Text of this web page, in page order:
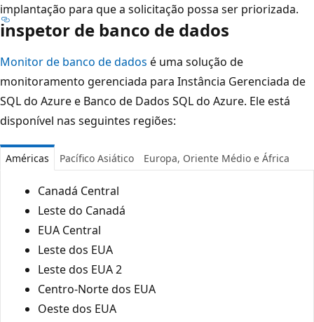
implantação para que a solicitação possa ser priorizada.
inspetor de banco de dados
Monitor de banco de dados é uma solução de
monitoramento gerenciada para Instância Gerenciada de
SQL do Azure e Banco de Dados SQL do Azure. Ele está
disponível nas seguintes regiões:
Américas Pacífico Asiático Europa, Oriente Médio e África
Canadá Central
Leste do Canadá
EUA Central
Leste dos EUA
Leste dos EUA 2
Centro-Norte dos EUA
Oeste dos EUA